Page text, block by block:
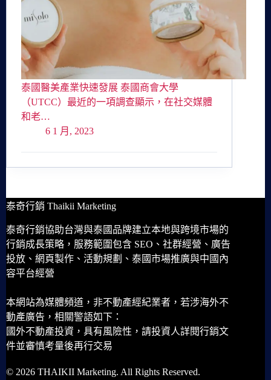
泰國醫美產業快速發展 泰國商會大學
（UTCC）最近的一項調查顯示，在社交媒體
和老…
6 1 月, 2023
泰奇行銷 Thaikii Marketing
泰奇行銷協助台灣與泰國品牌建立本地與跨境市場的
行銷成長策略，服務範圍包含 SEO、社群經營、廣告
投放、網頁製作、活動規劃、泰國市場推廣與中國內
容平台經營
本網站為媒體頻道，非不動產經紀業者，若涉海外不
動產廣告，相關警語如下：
國外不動產投資，具有風險性，請投資人詳閱行銷文
件並審慎考量後再行交易
© 2026 THAIKII Marketing. All Rights Reserved.